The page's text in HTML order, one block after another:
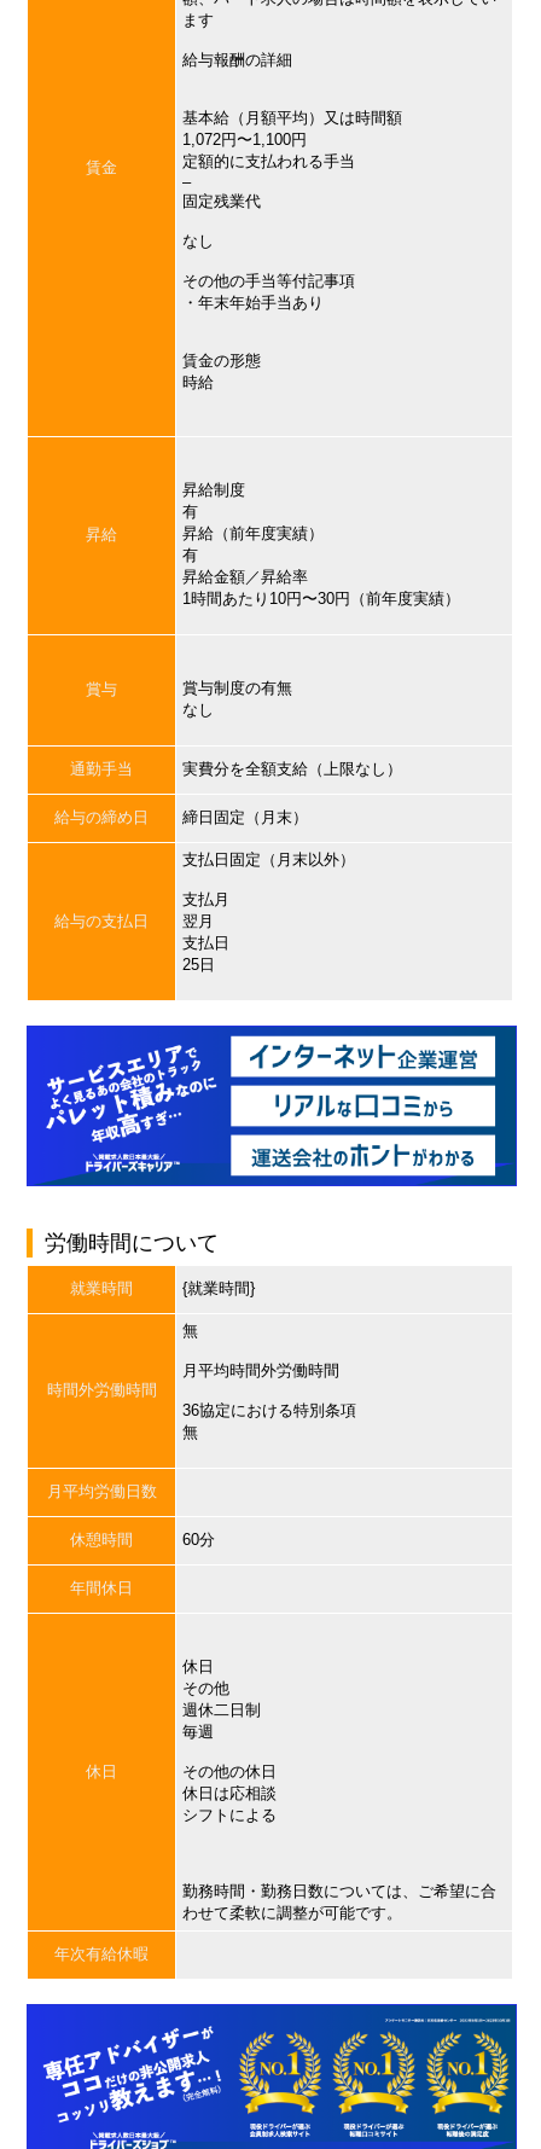
賃金
ます
給与報酬の詳細
基本給（月額平均）又は時間額
1,072円〜1,100円
定額的に支払われる手当
–
固定残業代
なし
その他の手当等付記事項
・年末年始手当あり
賃金の形態
時給
昇給
昇給制度
有
昇給（前年度実績）
有
昇給金額／昇給率
1時間あたり10円〜30円（前年度実績）
賞与
賞与制度の有無
なし
通勤手当 実費分を全額支給（上限なし）
給与の締め日 締日固定（月末）
給与の支払日
支払日固定（月末以外）
支払月
翌月
支払日
25日
労働時間について
就業時間 {就業時間}
時間外労働時間
無
月平均時間外労働時間
36協定における特別条項
無
月平均労働日数
休憩時間 60分
年間休日
休日
休日
その他
週休二日制
毎週
その他の休日
休日は応相談
シフトによる
勤務時間・勤務日数については、ご希望に合
わせて柔軟に調整が可能です。
年次有給休暇